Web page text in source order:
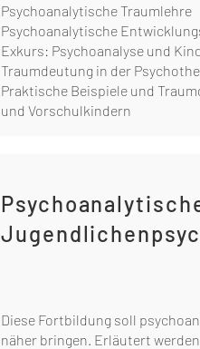
Psychoanalytische Traumlehre
Psychoanalytische
Exkurs: Psychoanalyse und
Traumdeutung in der
Praktische Beispiele und
und Vorschulkindern
Diese Fortbildung soll
näher bringen. Erläutert